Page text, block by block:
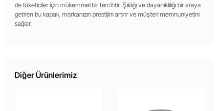
de tüketiciler için mükemmel bir tercihtir. Şıklığı ve dayanıklılığı bir araya
getiren bu kapak, markanızın prestijini artırır ve müşteri memnuniyetini
sağlar.
Diğer Ürünlerimiz